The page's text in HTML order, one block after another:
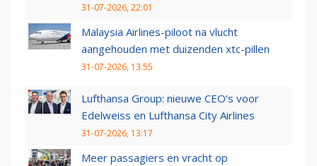
31-07-2026, 22:01
Malaysia Airlines-piloot na vlucht
aangehouden met duizenden xtc-pillen
31-07-2026, 13:55
Lufthansa Group: nieuwe CEO’s voor
Edelweiss en Lufthansa City Airlines
31-07-2026, 13:17
Meer passagiers en vracht op